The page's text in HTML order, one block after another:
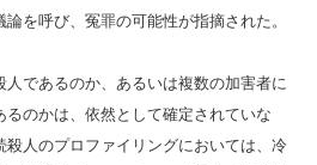
を呼び、冤罪の可能性が指摘された。
であるのか、あるいは複数の加害者に
るのかは、依然として確定されていな
殺人のプロファイリングにおいては、冷